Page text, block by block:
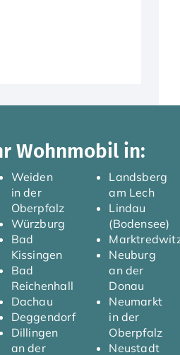
Wohnmobil in:
Weiden
in der
Oberpfalz
Würzburg
Bad
Kissingen
Bad
Reichenhall
Dachau
Deggendorf
Dillingen
an der
Landsberg
am Lech
Lindau
(Bodensee)
Neuburg
an der
Donau
Neumarkt
in der
Oberpfalz
Neustadt